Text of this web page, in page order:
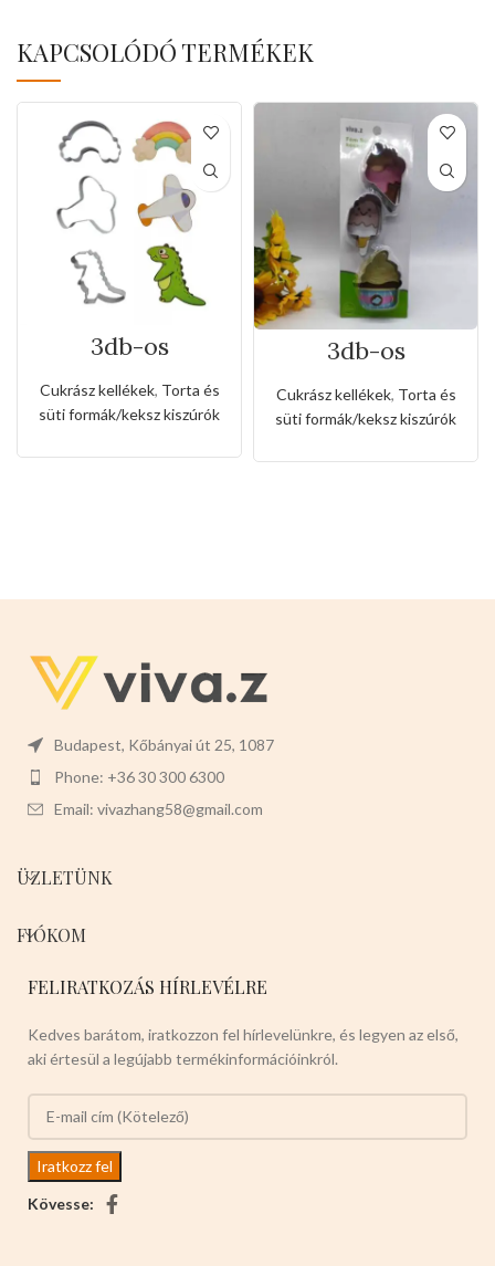
KAPCSOLÓDÓ TERMÉKEK
3db-os
rozsdamentes
kiszúró készlet
dinó,repülőgép
és szivárvány
Cukrász kellékek, Torta és
süti formák/keksz kiszúrók
3db-os
kiszúró készlet
fagyi és muffin
alakkal
Cukrász kellékek, Torta és
süti formák/keksz kiszúrók
Budapest, Kőbányai út 25, 1087
Phone: +36 30 300 6300
Email: vivazhang58@gmail.com
ÜZLETÜNK
FIÓKOM
FELIRATKOZÁS HÍRLEVÉLRE
Kedves barátom, iratkozzon fel hírlevelünkre, és legyen az első,
aki értesül a legújabb termékinformációinkról.
Kövesse: